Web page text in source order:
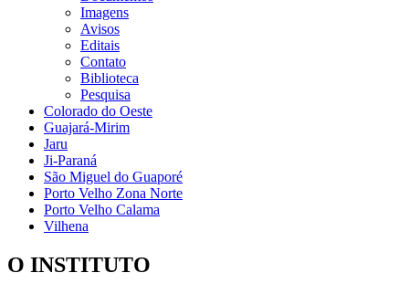
Imagens
Avisos
Editais
Contato
Biblioteca
Pesquisa
Colorado do Oeste
Guajará-Mirim
Jaru
Ji-Paraná
São Miguel do Guaporé
Porto Velho Zona Norte
Porto Velho Calama
Vilhena
O INSTITUTO